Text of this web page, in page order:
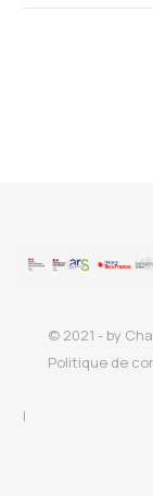
© 2021 - by
Politique de